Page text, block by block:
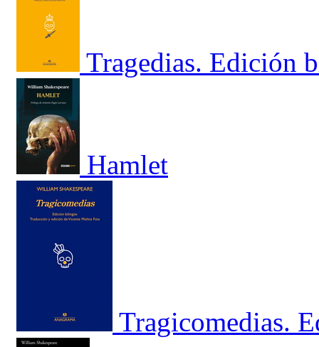
Tragedias. Edición
Hamlet
Tragicomedias.